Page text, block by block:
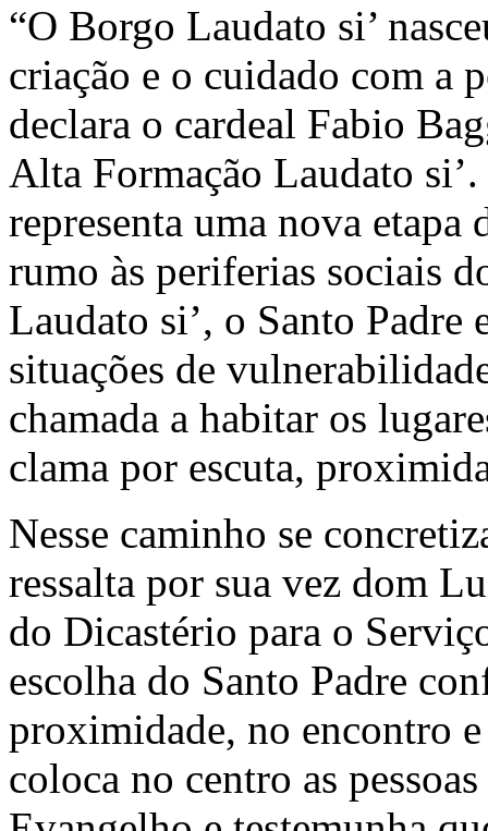
“O Borgo Laudato si’
criação e o cuidado com a
declara o cardeal Fabio
Alta Formação Laudato
representa uma nova
rumo às periferias sociais
Laudato si’, o Santo Padre
situações de
chamada a habitar os
clama por escuta,
Nesse caminho se
ressalta por sua vez dom
do Dicastério para o
escolha do Santo Padre
proximidade, no encontro
coloca no centro as